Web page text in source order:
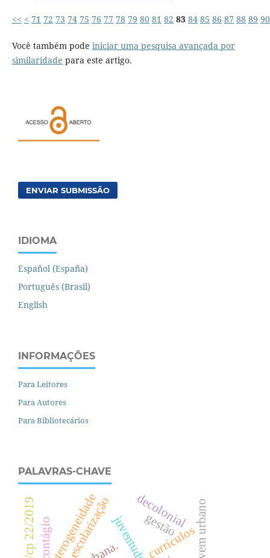
<< < 71 72 73 74 75 76 77 78 79 80 81 82 83 84 85 86 87 88 89 90
Você também pode iniciar uma pesquisa avançada por
similaridade para este artigo.
ENVIAR SUBMISSÃO
IDIOMA
Español (España)
Português (Brasil)
English
INFORMAÇÕES
Para Leitores
Para Autores
Para Bibliotecários
PALAVRAS-CHAVE
currículos
gestão
escolarização
heterogeneidade decolonial
contágio